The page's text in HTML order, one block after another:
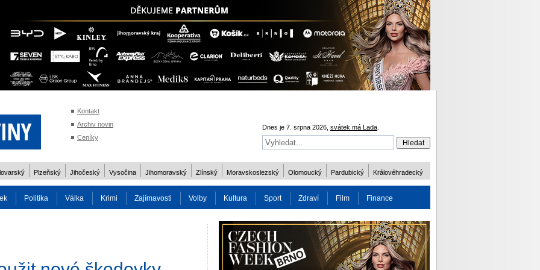
Kontakt
Archiv novin
Ceníky
Dnes je 7. srpna 2026, svátek má Lada
Plzeňský Jihočeský Vysočina Jihomoravský Zlínský Moravskoslezský Olomoucký Pardubický Královéhradecký
Politika Válka Krimi Zajímavosti Volby Kultura Sport Zdraví Film Finance
Charita Osobnost Více ODM 2016